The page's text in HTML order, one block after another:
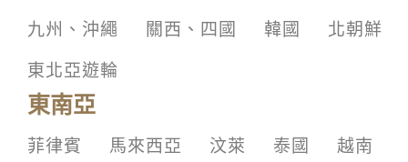
九州、沖繩
關西、四國 韓國
北朝鮮
東北亞遊輪
東南亞
菲律賓 馬來西亞 汶萊 泰國
越南